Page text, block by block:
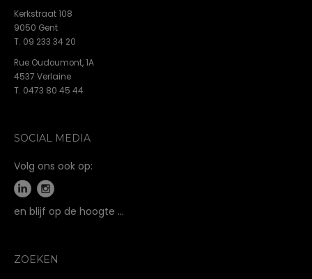
Kerkstraat 108
9050 Gent
T. 09 233 34 20
Rue Oudoumont, 1A
4537 Verlaine
T. 0473 80 45 44
SOCIAL MEDIA
Volg ons ook op:
en blijf op de hoogte …
ZOEKEN